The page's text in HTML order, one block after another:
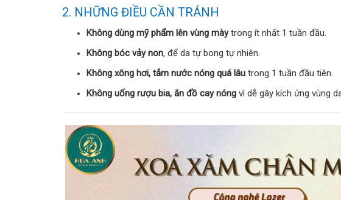
2. NHỮNG ĐIỀU CẦN TRÁNH
Không dùng mỹ phẩm lên vùng màytrong ít nhất 1 tuần đầu.
Không bóc vảy non, để da tự bong tự nhiên.
Không xông hơi, tắm nước nóng quá lâu trong 1 tuần đầu tiên.
Không uống rượu bia, ăn đồ cay nóng vì dễ gây kích ứng vùng